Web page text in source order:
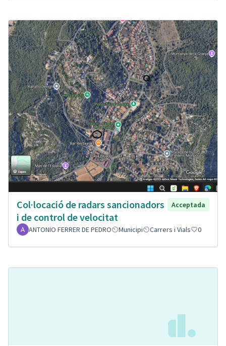
Col·locació de radars sancionadors
i de control de velocitat
Acceptada
ANTONIO FERRER DE PEDRO Municipi Carrers i Vials 0